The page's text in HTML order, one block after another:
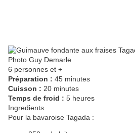
Photo Guy Demarle
6 personnes et +
Préparation : 45 minutes
Cuisson : 20 minutes
Temps de froid : 5 heures
Ingredients
Pour la bavaroise Tagada :